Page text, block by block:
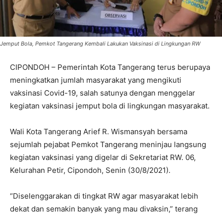
Jemput Bola, Pemkot Tangerang Kembali Lakukan Vaksinasi di Lingkungan RW
CIPONDOH – Pemerintah Kota Tangerang terus berupaya
meningkatkan jumlah masyarakat yang mengikuti
vaksinasi Covid-19, salah satunya dengan menggelar
kegiatan vaksinasi jemput bola di lingkungan masyarakat.
Wali Kota Tangerang Arief R. Wismansyah bersama
sejumlah pejabat Pemkot Tangerang meninjau langsung
kegiatan vaksinasi yang digelar di Sekretariat RW. 06,
Kelurahan Petir, Cipondoh, Senin (30/8/2021).
“Diselenggarakan di tingkat RW agar masyarakat lebih
dekat dan semakin banyak yang mau divaksin,” terang